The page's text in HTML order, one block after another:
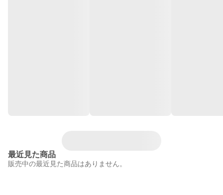
最近見た商品
販売中の最近見た商品はありません。